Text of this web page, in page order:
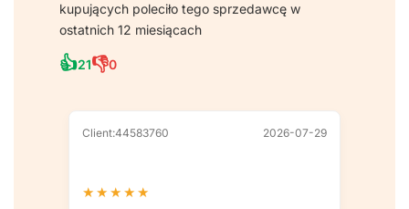
kupujących poleciło tego sprzedawcę w
ostatnich 12 miesiącach
👍21👎0
Client:44583760 2026-07-29
★ ★ ★ ★ ★